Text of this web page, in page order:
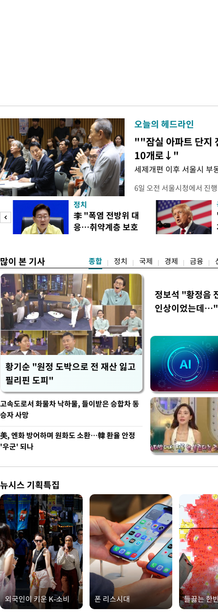
오늘의 헤드라인
""잠실 아파트 단지
10개로↓"
세제개편 이후 서울시 부
6일 오전 서울시청에서 진
대토론회'에서는 정부의
이어졌다. 이날 토론회에는
택자와 무주택 청년, 민간
리에이터 등 50여 명이 참
택
정치
李 "폭염 전방위 대
응…취약계층 보호
많이 본 기사 종합 정치 국제 경제 금융
황기순 "원정 도박으로 전 재산 잃고
필리핀 도피"
정보석 "황정음
인상이었는데…"
고속도로서 화물차 낙하물, 들이받은 승합차 동
승자 사망
美, 엔화 방어하며 원화도 소환…韓 환율 안정
'우군' 되나
뉴시스 기획특집
외국인이 키운 K-소비 폰 리스시대 들끓는 한